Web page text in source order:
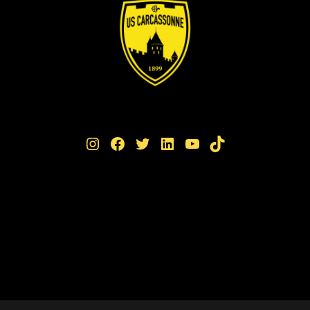
Instagram Facebook Twitter LinkedIn YouTube TikTok